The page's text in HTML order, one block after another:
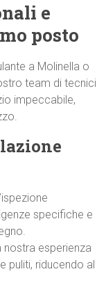
e
posto
a Molinella o
team di tecnici
impeccabile,
specifiche e
nostra esperienza
puliti, riducendo al